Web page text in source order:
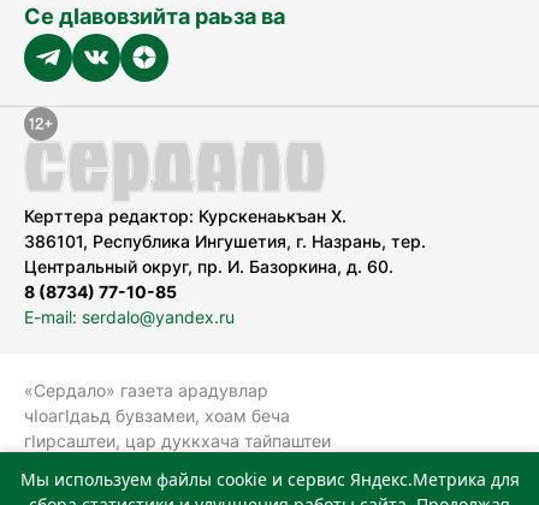
Се дӀавовзийта раьза ва
Керттера редактор: Курскенаькъан Х.
386101, Республика Ингушетия, г. Назрань, тер.
Центральный округ, пр. И. Базоркина, д. 60.
8 (8734) 77-10-85
E-mail: serdalo@yandex.ru
«Сердало» газета арадувлар
чIоагIдаьд бувзамеи, хоам беча
гIирсаштеи, цар дуккхача тайпаштеи
болхлоша (Роскомнадзор).
Мы используем файлы cookie и сервис Яндекс.Метрика для